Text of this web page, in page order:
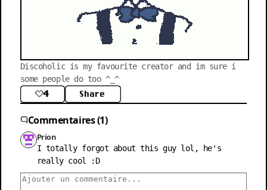
Discoholic is my favourite creator and im sure i
some people do too ^_^
4 Share
Commentaires (1)
Prion
I totally forgot about this guy lol, he's
really cool :D